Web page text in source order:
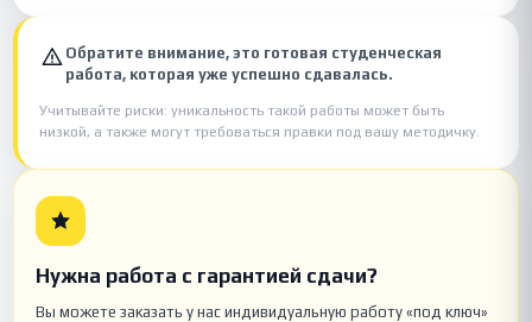
Обратите внимание, это готовая студенческая
работа, которая уже успешно сдавалась.
Учитывайте риски: уникальность такой работы может быть
низкой, а также могут требоваться правки под вашу методичку.
Нужна работа с гарантией сдачи?
Вы можете заказать у нас индивидуальную работу «под ключ»